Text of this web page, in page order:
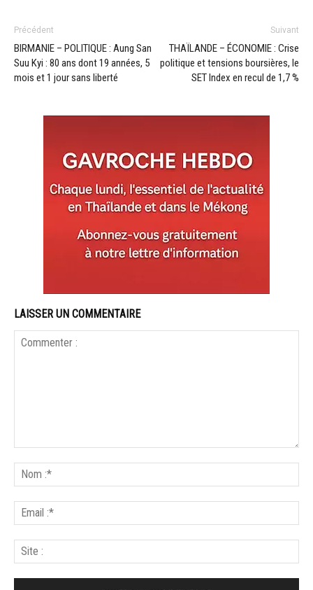
Précédent
BIRMANIE – POLITIQUE : Aung San
Suu Kyi : 80 ans dont 19 années, 5
mois et 1 jour sans liberté
Suivant
THAÏLANDE – ÉCONOMIE : Crise
politique et tensions boursières, le
SET Index en recul de 1,7 %
LAISSER UN COMMENTAIRE